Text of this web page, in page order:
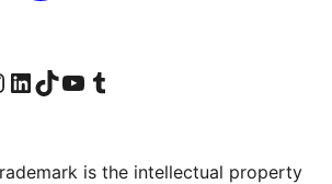
Instagram account
Visit our LinkedIn account
造訪我們的 TikTok 帳號Visit our YouTube channel
造訪我們的 Tumblr 帳號
is the intellectual property